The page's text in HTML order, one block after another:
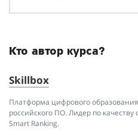
Кто автор курса?
Skillbox
Платформа цифрового
российского ПО. Лидер по качеству
Smart Ranking.